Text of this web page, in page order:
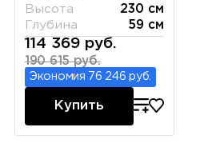
Высота
230 см
Глубина
59 см
114 369 руб.
190 615 руб.
Экономия 76 246 руб.
Купить